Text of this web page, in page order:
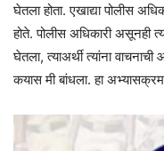
घेतला होता. एखाद्या पोलीस
होते. पोलीस अधिकारी असूनही
घेतला, त्याअर्थी त्यांना
कयास मी बांधला. हा